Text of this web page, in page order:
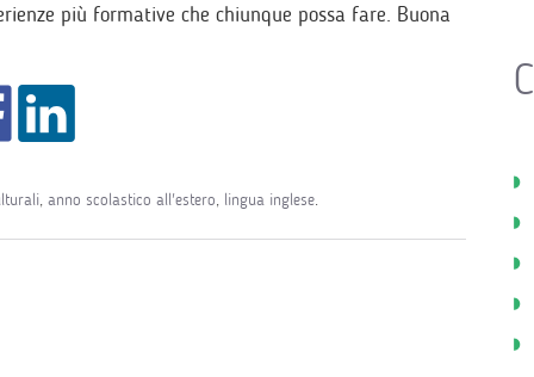
più formative che chiunque possa fare. Buona
, anno scolastico all'estero, lingua inglese.